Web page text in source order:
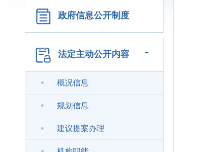
政府信息公开制度
法定主动公开内容 -
概况信息
规划信息
建议提案办理